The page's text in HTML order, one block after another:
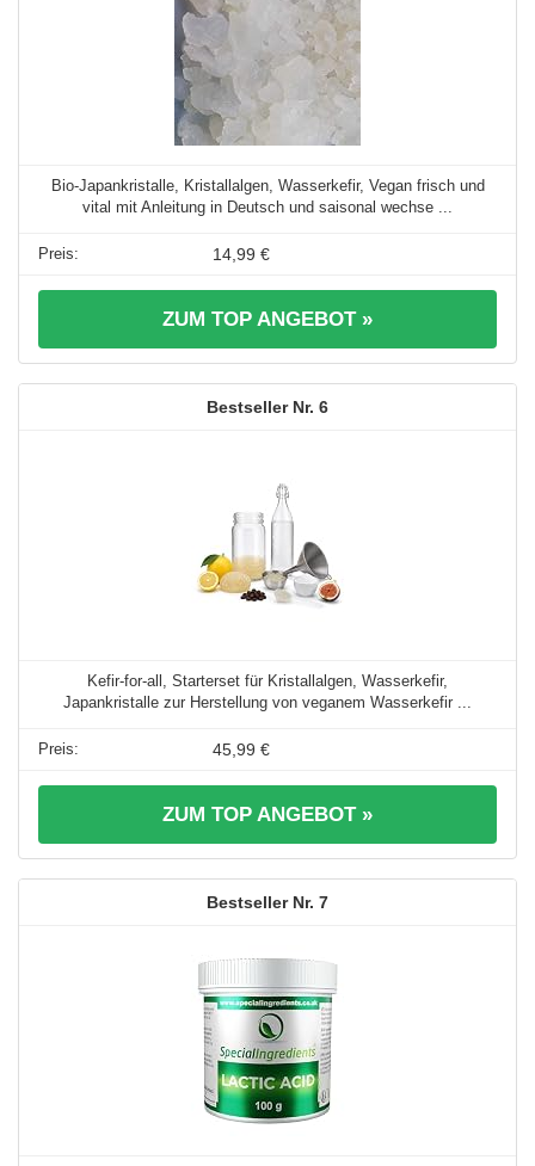
Bio-Japankristalle, Kristallalgen, Wasserkefir, Vegan frisch und
vital mit Anleitung in Deutsch und saisonal wechse ...
14,99 €
ZUM TOP ANGEBOT »
6
Kefir-for-all, Starterset für Kristallalgen, Wasserkefir,
Japankristalle zur Herstellung von veganem Wasserkefir ...
45,99 €
ZUM TOP ANGEBOT »
7